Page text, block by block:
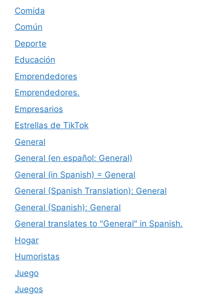
Comida
Común
Deporte
Educación
Emprendedores
Emprendedores.
Empresarios
Estrellas de TikTok
General
General (en español: General)
General (in Spanish) = General
General (Spanish Translation): General
General (Spanish): General
General translates to "General" in Spanish.
Hogar
Humoristas
Juego
Juegos